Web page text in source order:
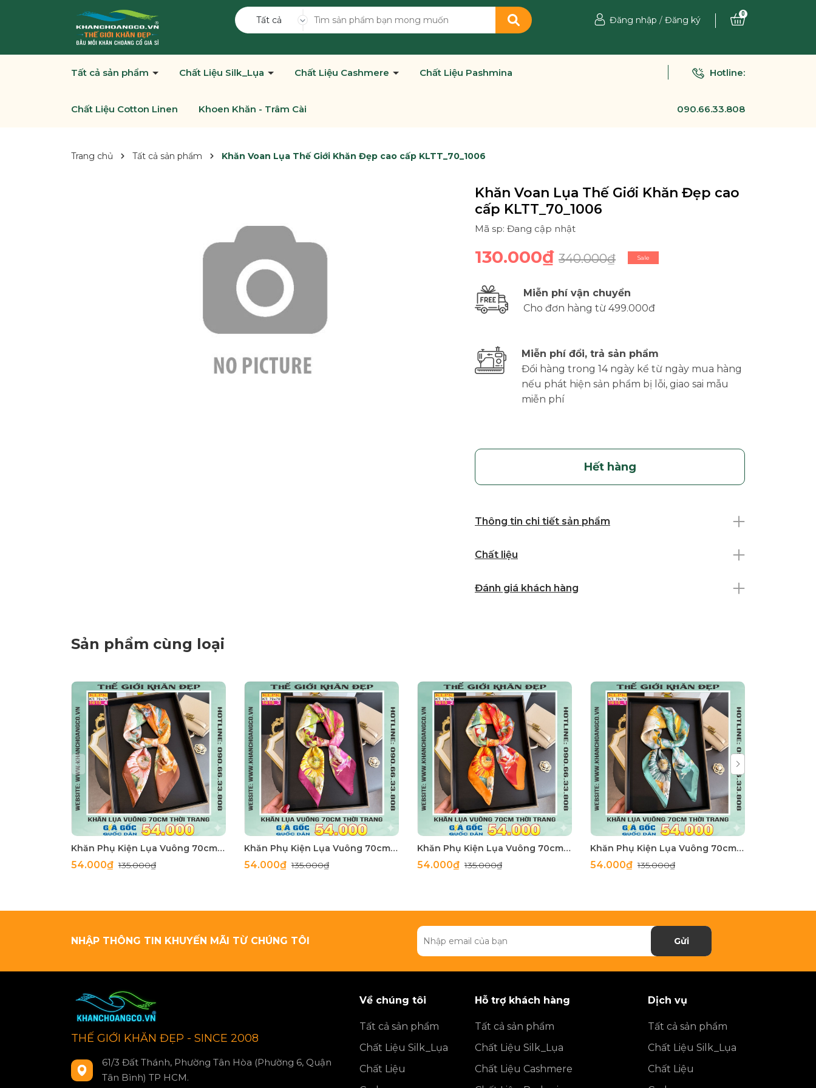
Tất cả Đăng nhập / Đăng ký
0
Tất cả sản phẩm Chất Liệu Silk_Lụa Chất Liệu Cashmere Chất Liệu Pashmina
Chất Liệu Cotton Linen Khoen Khăn - Trâm Cài
Hotline:
090.66.33.808
Trang chủ Tất cả sản phẩm Khăn Voan Lụa Thế Giới Khăn Đẹp cao cấp KLTT_70_1006
Khăn Voan Lụa Thế Giới Khăn Đẹp cao
cấp KLTT_70_1006
Mã sp: Đang cập nhật
130.000₫ 340.000₫ Sale
Miễn phí vận chuyển
Cho đơn hàng từ 499.000đ
Miễn phí đổi, trả sản phẩm
Đổi hàng trong 14 ngày kể từ ngày mua hàng
nếu phát hiện sản phẩm bị lỗi, giao sai mẫu
miễn phí
Hết hàng
Thông tin chi tiết sản phẩm
Chất liệu
Đánh giá khách hàng
Sản phẩm cùng loại
Khăn Phụ Kiện Lụa Vuông 70cm - Thế Giới Khăn Đẹp C1062_4
54.000₫135.000₫
Khăn Phụ Kiện Lụa Vuông 70cm - Thế Giới Khăn Đẹp C1062_3
54.000₫135.000₫
Khăn Phụ Kiện Lụa Vuông 70cm - Thế Giới Khăn Đẹp C1062_2
54.000₫135.000₫
Khăn Phụ Kiện Lụa Vuông 70cm - Thế Giới Khăn Đẹp C1062_1
54.000₫135.000₫
NHẬP THÔNG TIN KHUYẾN MÃI TỪ CHÚNG TÔI Gửi
THẾ GIỚI KHĂN ĐẸP - SINCE 2008
61/3 Đất Thánh, Phường Tân Hòa (Phường 6, Quận
Tân Bình) TP HCM.
Về chúng tôi
Tất cả sản phẩm
Chất Liệu Silk_Lụa
Chất Liệu
Hỗ trợ khách hàng
Tất cả sản phẩm
Chất Liệu Silk_Lụa
Chất Liệu Cashmere
Dịch vụ
Tất cả sản phẩm
Chất Liệu Silk_Lụa
Chất Liệu